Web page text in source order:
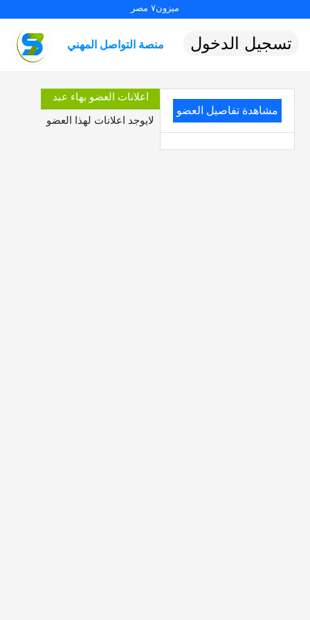
ميزون٧ مصر
منصة التواصل المهني تسجيل الدخول
مشاهدة تفاصيل العضو
اعلانات العضو بهاء عبد
لايوجد اعلانات لهذا العضو